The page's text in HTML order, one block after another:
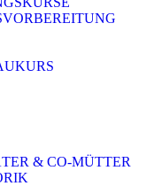
& CO-MÜTTER